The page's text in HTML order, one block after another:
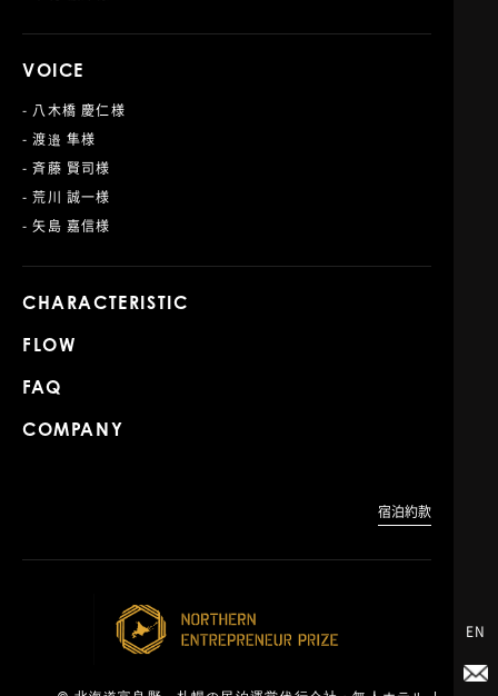
EN
VOICE
- 八木橋 慶仁様
- 渡邉 隼様
- 斉藤 賢司様
- 荒川 誠一様
- 矢島 嘉信様
CHARACTERISTIC
FLOW
FAQ
COMPANY
宿泊約款